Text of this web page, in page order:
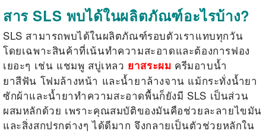
สาร SLS พบได้ในผลิตภัณฑ์อะไรบ้าง?
SLS สามารถพบได้ในผลิตภัณฑ์รอบตัวเราแทบทุกวัน
โดยเฉพาะสินค้าที่เน้นทำความสะอาดและต้องการฟอง
เยอะๆ เช่น แชมพู สบู่เหลว ยาสระผม ครีมอาบน้ำ
ยาสีฟัน โฟมล้างหน้า และน้ำยาล้างจาน แม้กระทั่งน้ำยา
ซักผ้าและน้ำยาทำความสะอาดพื้นก็ยังมี SLS เป็นส่วน
ผสมหลักด้วย เพราะคุณสมบัติของมันคือช่วยละลายไขมัน
และสิ่งสกปรกต่างๆ ได้ดีมาก จึงกลายเป็นตัวช่วยหลักใน